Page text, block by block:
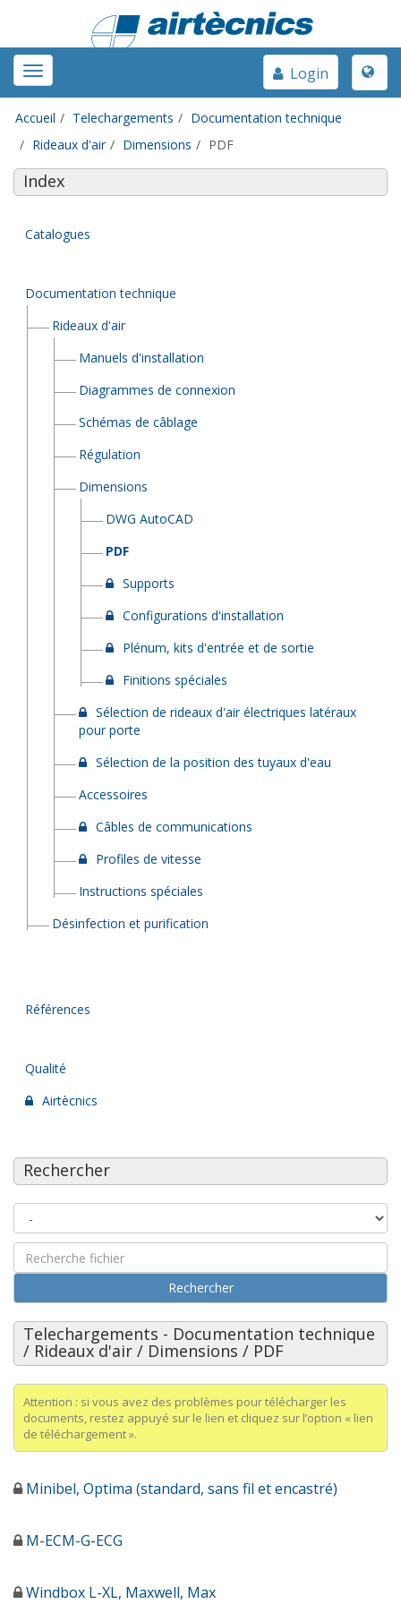
Toggle
navigation
Toggle
Login
Accueil Telechargements
Documentation technique
Rideaux d'air
Dimensions PDF
Index
Catalogues
Documentation technique
Rideaux d'air
Manuels d'installation
Diagrammes de connexion
Schémas de câblage
Régulation
Dimensions
DWG AutoCAD
PDF
Supports
Configurations d'installation
Plénum, kits d'entrée et de sortie
Finitions spéciales
Sélection de rideaux d'air électriques latéraux
pour porte
Sélection de la position des tuyaux d'eau
Accessoires
Câbles de communications
Profiles de vitesse
Instructions spéciales
Désinfection et purification
Références
Qualité
Airtècnics
Rechercher
Rechercher
Telechargements - Documentation technique
/ Rideaux d'air / Dimensions / PDF
Attention : si vous avez des problèmes pour télécharger les
documents, restez appuyé sur le lien et cliquez sur l’option « lien
de téléchargement ».
Minibel, Optima (standard, sans fil et encastré)
M-ECM-G-ECG
Windbox L-XL, Maxwell, Max